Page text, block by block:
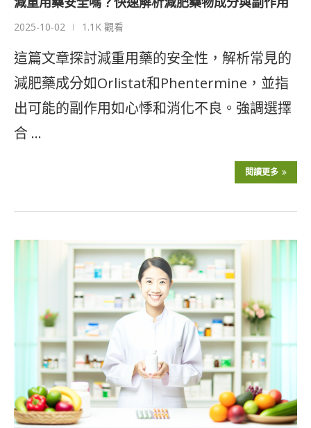
2025-10-02 1.1K 觀看
這篇文章探討減重用藥的安全性，解析常見的
減肥藥成分如Orlistat和Phentermine，並指
出可能的副作用如心悸和消化不良。強調選擇
合 …
閱讀更多